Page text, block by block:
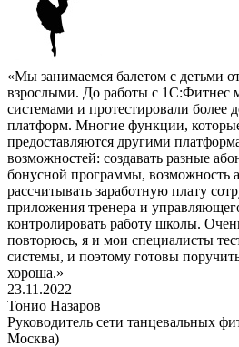
«Мы занимаемся балетом с детьми
взрослыми. До работы с 1С:Фитнес
системами и протестировали более
платформ. Многие функции,
предоставляются другими
возможностей: создавать разные
бонусной программы, возможность
рассчитывать заработную плату
приложения тренера и
контролировать работу школы.
повторюсь, я и мои специалисты
системы, и поэтому готовы
хороша.»
23.11.2022
Тонио Назаров
Руководитель сети танцевальных
Москва)